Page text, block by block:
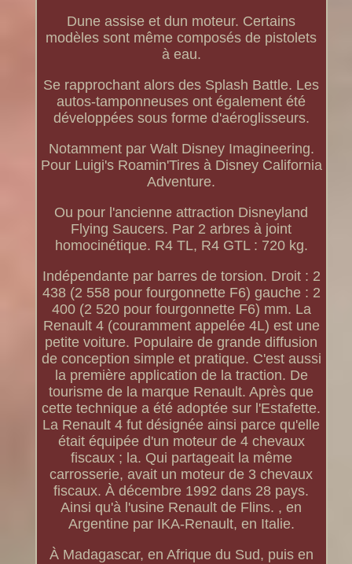
Dune assise et dun moteur. Certains
modèles sont même composés de pistolets
à eau.
Se rapprochant alors des Splash Battle. Les
autos-tamponneuses ont également été
développées sous forme d'aéroglisseurs.
Notamment par Walt Disney Imagineering.
Pour Luigi's Roamin'Tires à Disney California
Adventure.
Ou pour l'ancienne attraction Disneyland
Flying Saucers. Par 2 arbres à joint
homocinétique. R4 TL, R4 GTL : 720 kg.
Indépendante par barres de torsion. Droit : 2
438 (2 558 pour fourgonnette F6) gauche : 2
400 (2 520 pour fourgonnette F6) mm. La
Renault 4 (couramment appelée 4L) est une
petite voiture. Populaire de grande diffusion
de conception simple et pratique. C'est aussi
la première application de la traction. De
tourisme de la marque Renault. Après que
cette technique a été adoptée sur l'Estafette.
La Renault 4 fut désignée ainsi parce qu'elle
était équipée d'un moteur de 4 chevaux
fiscaux ; la. Qui partageait la même
carrosserie, avait un moteur de 3 chevaux
fiscaux. À décembre 1992 dans 28 pays.
Ainsi qu'à l'usine Renault de Flins. , en
Argentine par IKA-Renault, en Italie.
À Madagascar, en Afrique du Sud, puis en